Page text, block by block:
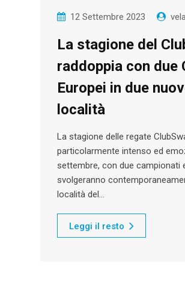
12 Settembre 2023
La stagione del
raddoppia con due
Europei in due
località
La stagione delle regate
particolarmente intenso ed
settembre, con due campionati
svolgeranno
località del…
Leggi il resto